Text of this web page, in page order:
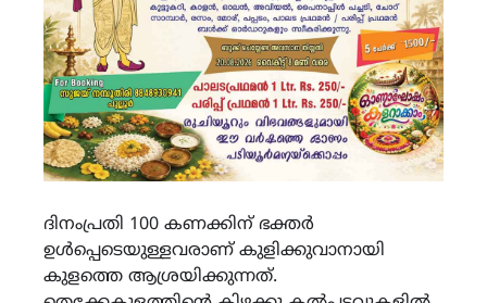
ദിനംപ്രതി 100 കണക്കിന് ഭക്തർ
ഉൾപ്പെടെയുള്ളവരാണ് കുളിക്കുവാനായി
കുളത്തെ ആശ്രയിക്കുന്നത്.